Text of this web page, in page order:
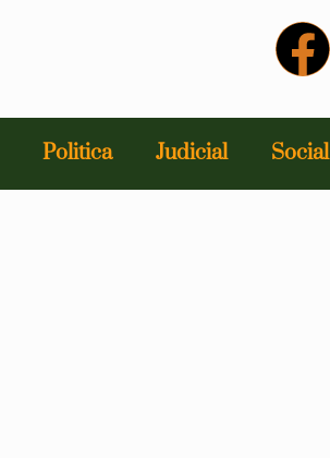
Politica Judicial Social